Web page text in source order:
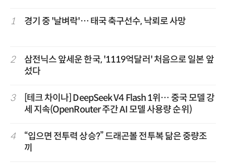
1 경기 중 '날벼락'… 태국 축구선수, 낙뢰로 사망
2
삼전닉스 앞세운 한국, '1119억달러' 처음으로 일본 앞
섰다
3
[테크 차이나] DeepSeek V4 Flash 1위… 중국 모델 강
세 지속(OpenRouter 주간 AI 모델 사용량 순위)
4
“입으면 전투력 상승?” 드래곤볼 전투복 닮은 중량조
끼